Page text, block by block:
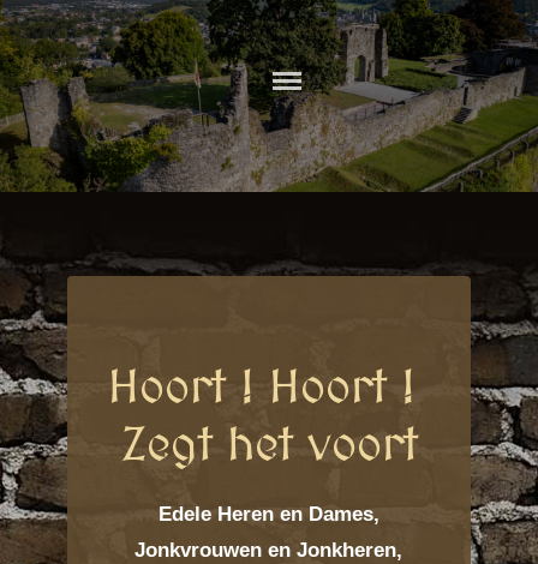
Skip
to
content
CHATEAU
COMTAL DE
ROCHEFORT
Hoort ! Hoort !
Zegt het voort
Edele Heren en Dames,
Jonkvrouwen en Jonkheren,